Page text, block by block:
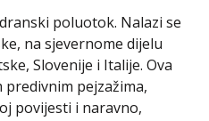
poluotok. Nalazi se
na sjevernome dijelu
Slovenije i Italije. Ova
pejzažima,
povijesti i naravno,